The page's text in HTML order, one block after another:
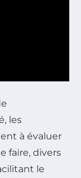
les
à évaluer
faire, divers
le